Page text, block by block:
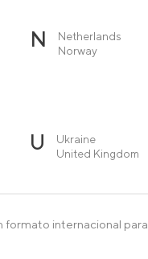
N
Netherlands
Norway
U
Ukraine
United Kingdom
internacional para